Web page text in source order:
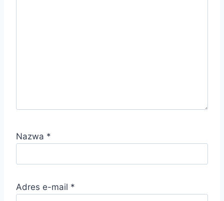
Nazwa *
Adres e-mail *